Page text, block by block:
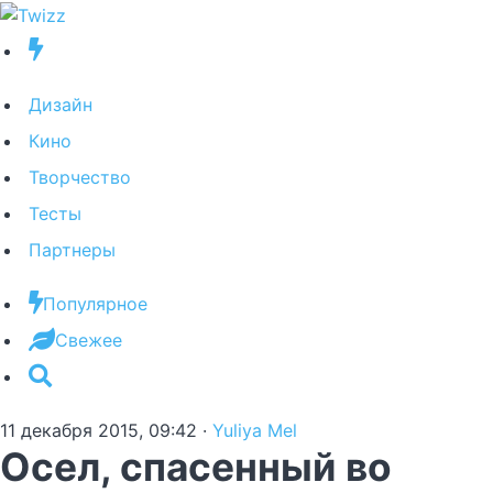
Дизайн
Кино
Творчество
Тесты
Партнеры
Популярное
Свежее
11 декабря 2015, 09:42 · Yuliya Mel
Осел, спасенный во